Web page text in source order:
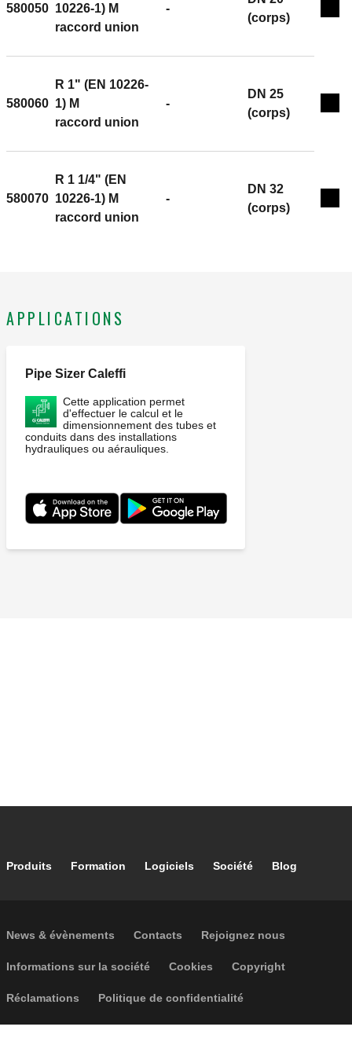
580050 10226-1) M
raccord union
-
(corps)
580060
R 1" (EN 10226-
1) M
raccord union
-
DN 25
(corps)
580070
R 1 1/4" (EN
10226-1) M
raccord union
-
DN 32
(corps)
APPLICATIONS
Pipe Sizer Caleffi
Cette application permet
d'effectuer le calcul et le
dimensionnement des tubes et
conduits dans des installations
hydrauliques ou aérauliques.
Footer main navigation
Produits Formation Logiciels Société Blog
Footer secondary navigation
News & évènements Contacts Rejoignez nous
Footer menu
Informations sur la société Cookies Copyright
Réclamations Politique de confidentialité